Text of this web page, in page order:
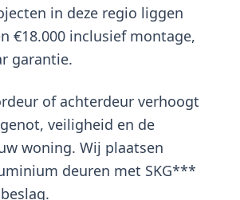
in deze regio liggen
€18.000 inclusief montage,
garantie.
of achterdeur verhoogt
veiligheid en de
woning. Wij plaatsen
deuren met SKG***